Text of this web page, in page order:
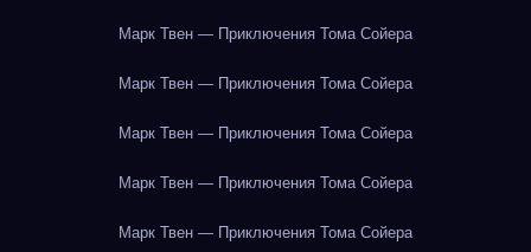
Марк Твен — Приключения Тома Сойера
Марк Твен — Приключения Тома Сойера
Марк Твен — Приключения Тома Сойера
Марк Твен — Приключения Тома Сойера
Марк Твен — Приключения Тома Сойера